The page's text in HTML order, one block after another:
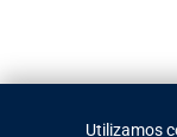
Utilizamos